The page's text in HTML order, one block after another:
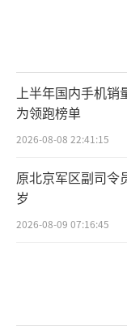
上半年国内手机
为领跑榜单
2026-08-08 22:41:15
原北京军区副司令
岁
2026-08-09 07:16:45